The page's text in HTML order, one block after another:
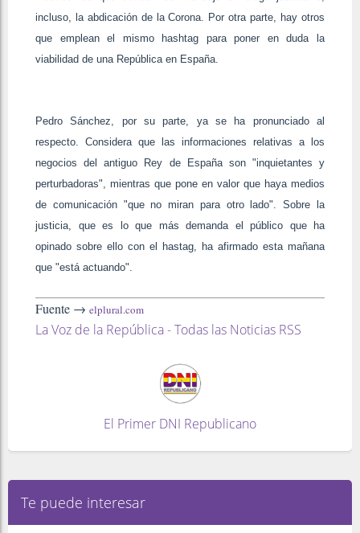
incluso, la abdicación de la Corona. Por otra parte, hay otros
que emplean el mismo hashtag para poner en duda la
viabilidad de una República en España.
Pedro Sánchez, por su parte, ya se ha pronunciado al
respecto. Considera que las informaciones relativas a los
negocios del antiguo Rey de España son "inquietantes y
perturbadoras", mientras que pone en valor que haya medios
de comunicación "que no miran para otro lado". Sobre la
justicia, que es lo que más demanda el público que ha
opinado sobre ello con el hastag, ha afirmado esta mañana
que "está actuando".
Fuente → elplural.com
La Voz de la República - Todas las Noticias RSS
El Primer DNI Republicano
Te puede interesar